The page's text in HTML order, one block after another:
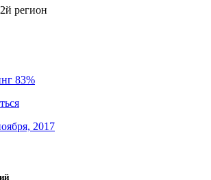
регион
83%
2017